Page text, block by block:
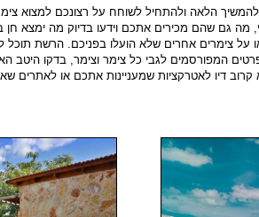
הלאה ולהתחיל לשוחח על רצונכם למצוא
מה גם שהם מכירים אתכם וידעו בדיוק מה
על צימרים אחרים שלא הועלו בפניכם. הרשת תוכל
המפורסמים לגבי כל צימר וצימר, בדקו
הוא קרוב דיו לאטרקציות שמעניינות אתכם או